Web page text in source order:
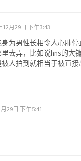
12月29日 下午3:43
为男性长相令人心肺
里去弄，比如说hns的
人拍到就相当于被直接
29日 下午5:41